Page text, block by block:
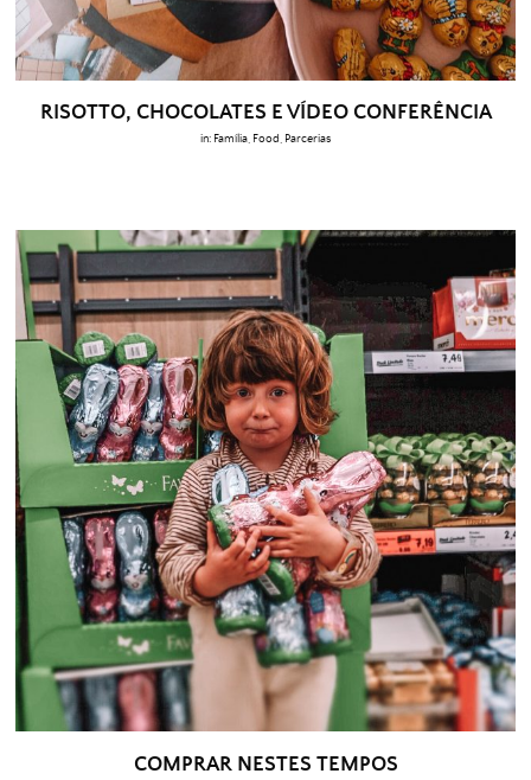
RISOTTO, CHOCOLATES E VÍDEO CONFERÊNCIA
in: Família Food Parcerias
COMPRAR NESTES TEMPOS